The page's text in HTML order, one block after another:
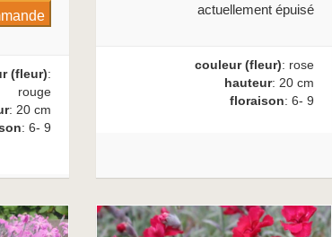
(fleur):
rouge
: 20 cm
: 6- 9
actuellement épuisé
couleur (fleur): rose
hauteur: 20 cm
floraison: 6- 9